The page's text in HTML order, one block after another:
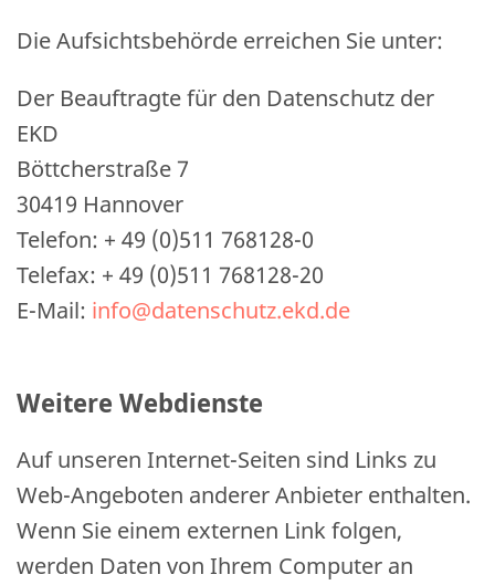
Die Aufsichtsbehörde erreichen Sie unter:
Der Beauftragte für den Datenschutz der
EKD
Böttcherstraße 7
30419 Hannover
Telefon: + 49 (0)511 768128-0
Telefax: + 49 (0)511 768128-20
E-Mail: info@datenschutz.ekd.de
Weitere Webdienste
Auf unseren Internet-Seiten sind Links zu
Web-Angeboten anderer Anbieter enthalten.
Wenn Sie einem externen Link folgen,
werden Daten von Ihrem Computer an